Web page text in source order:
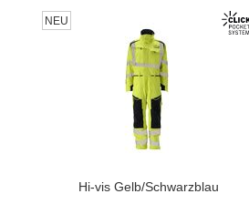
NEU
Hi-vis Gelb/Schwarzblau